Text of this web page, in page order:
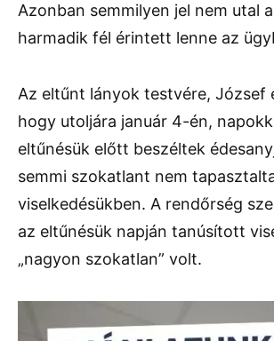
Azonban semmilyen jel nem utal
harmadik fél érintett lenne az
Az eltűnt lányok testvére, József
hogy utoljára január 4-én,
eltűnésük előtt beszéltek
semmi szokatlant nem
viselkedésükben. A rendőrség
az eltűnésük napján tanúsított
„nagyon szokatlan” volt.